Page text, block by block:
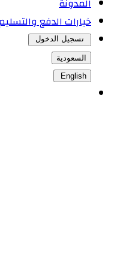
خيارات الدفع
تسجيل الدخول
السعودية
English